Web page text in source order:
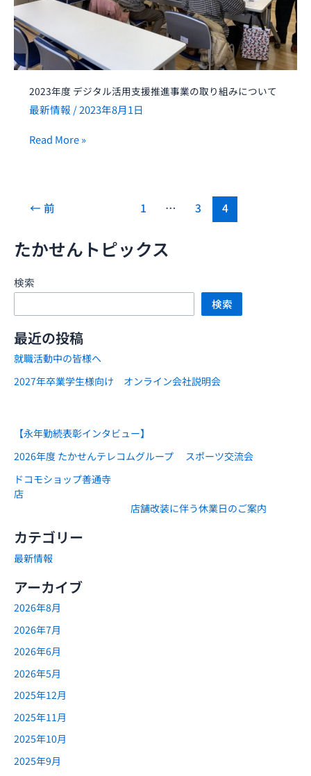
2023年度 デジタル活用支援推進事業の取り組みについて
最新情報 /2023年8月1日
援
推
進
業
の
り
つ
て
Read More »
← 前 1 … 3 4
たかせんトピックス
検索
検索
最近の投稿
就職活動中の皆様へ
2027年卒業学生様向け オンライン会社説明会
【永年勤続表彰インタビュー】
2026年度 たかせんテレコムグループ スポーツ交流会
ドコモショップ善通寺
店
店舗改装に伴う休業日のご案内
カテゴリー
最新情報
アーカイブ
2026年8月
2026年7月
2026年6月
2026年5月
2025年12月
2025年11月
2025年10月
2025年9月